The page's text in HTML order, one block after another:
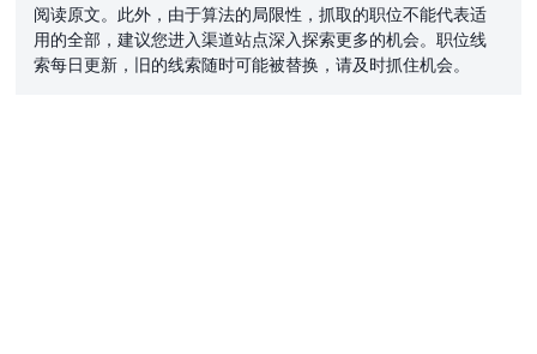
阅读原文。此外，由于算法的局限性，抓取的职位不能代表适
用的全部，建议您进入渠道站点深入探索更多的机会。职位线
索每日更新，旧的线索随时可能被替换，请及时抓住机会。